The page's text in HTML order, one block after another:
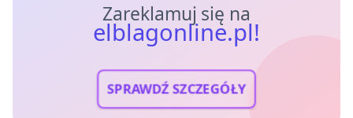
Zareklamuj się na
elblagonline.pl!
SPRAWDŹ SZCZEGÓŁY